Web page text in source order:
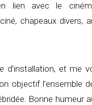
lien avec le
chapeaux divers,
d’installation, et me
objectif l’ensemble
Bonne humeur